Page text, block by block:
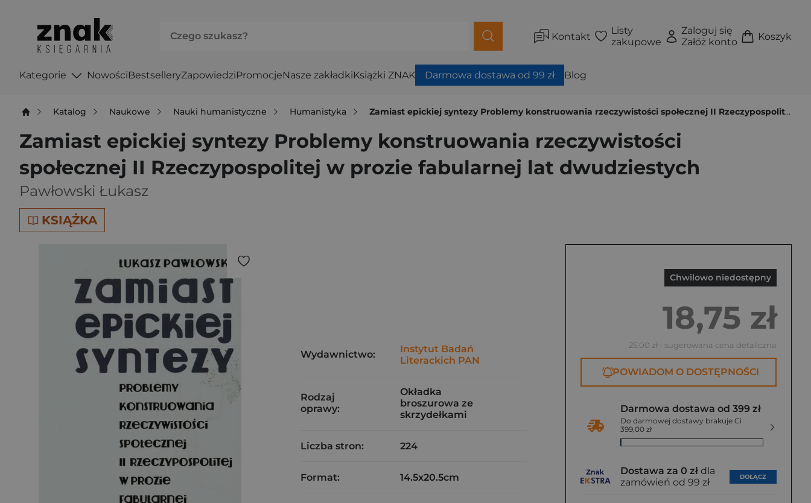
Kontakt
Listy
zakupowe
Zaloguj się
Załóż konto
Koszyk
Kategorie NowościBestselleryZapowiedziPromocjeNasze zakładkiKsiążki ZNAK Darmowa dostawa od 99 zł Blog
Katalog Naukowe Nauki humanistyczne Humanistyka Zamiast epickiej syntezy Problemy konstruowania rzeczywistości społecznej II Rzeczypospolitej w prozie fabularnej lat dwudziestych
Zamiast epickiej syntezy Problemy konstruowania rzeczywistości
społecznej II Rzeczypospolitej w prozie fabularnej lat dwudziestych
Pawłowski Łukasz
KSIĄŻKA
Chwilowo niedostępny
18,75 zł
25,00 zł - sugerowana cena detaliczna
POWIADOM O DOSTĘPNOŚCI
Darmowa dostawa od 399 zł
Do darmowej dostawy brakuje Ci
399,00 zł
Dostawa za 0 zł dla
zamówień od 99 zł
DOŁĄCZ
Wydawnictwo:
Instytut Badań
Literackich PAN
Rodzaj
oprawy:
Okładka
broszurowa ze
skrzydełkami
Liczba stron: 224
Format: 14.5x20.5cm